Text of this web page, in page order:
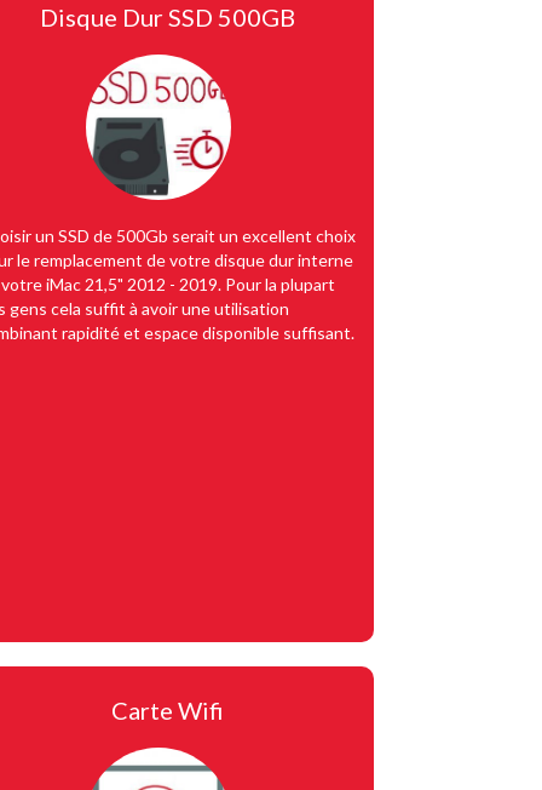
Disque Dur SSD 500GB
un SSD de 500Gb serait un excellent choix
le remplacement de votre disque dur interne
iMac 21,5" 2012 - 2019. Pour la plupart
gens cela suffit à avoir une utilisation
rapidité et espace disponible suffisant.
Carte Wifi